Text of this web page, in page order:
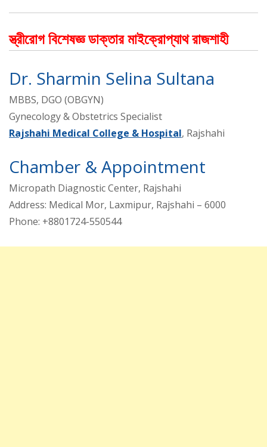
স্ত্রীরোগ বিশেষজ্ঞ ডাক্তার মাইক্রোপ্যাথ রাজশাহী
Dr. Sharmin Selina Sultana
MBBS, DGO (OBGYN)
Gynecology & Obstetrics Specialist
Rajshahi Medical College & Hospital, Rajshahi
Chamber & Appointment
Micropath Diagnostic Center, Rajshahi
Address: Medical Mor, Laxmipur, Rajshahi – 6000
Phone: +8801724-550544